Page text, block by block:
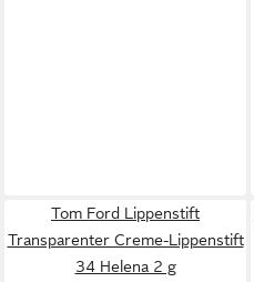
Tom Ford Lippenstift
Transparenter Creme-Lippenstift
34 Helena 2 g